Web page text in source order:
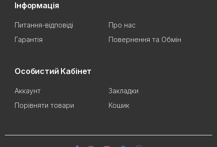
Інформація
Питання-відповіді
Про нас
Гарантія
Повернення та Обмін
Особистий Кабінет
Аккаунт
Закладки
Порівняти товари
Кошик